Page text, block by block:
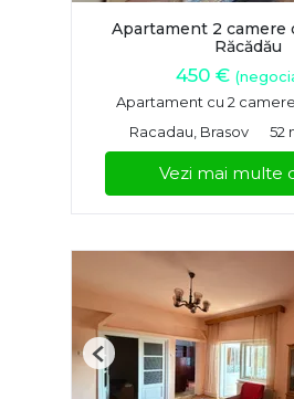
Apartament 2 camere
Răcădău
450 €
Apartament cu 2
Racadau, Brasov
52
Vezi mai multe
Previous